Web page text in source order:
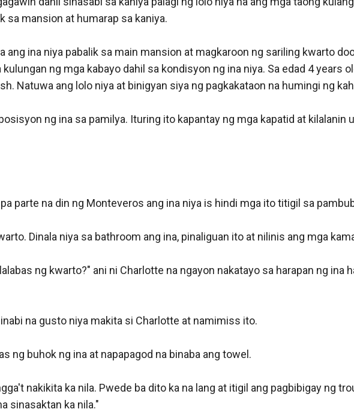
sa mansion at humarap sa kaniya.
ang ina niya pabalik sa main mansion at magkaroon ng sariling kwarto
ng mga kabayo dahil sa kondisyon ng ina niya. Sa edad 4 years
Natuwa ang lolo niya at binigyan siya ng pagkakataon na humingi ng
ng ina sa pamilya. Ituring ito kapantay ng mga kapatid at kilalanin
parte na din ng Monteveros ang ina niya is hindi mga ito titigil sa
Dinala niya sa bathroom ang ina, pinaliguan ito at nilinis ang mga
ng kwarto?" ani ni Charlotte na ngayon nakatayo sa harapan ng ina
na gusto niya makita si Charlotte at namimiss ito.
ng buhok ng ina at napapagod na binaba ang towel.
nakikita ka nila. Pwede ba dito ka na lang at itigil ang pagbibigay ng
sinasaktan ka nila."